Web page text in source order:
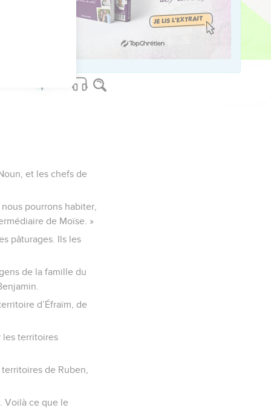
le juge.
sur www.editionsbiblio.fr
et les chefs de
pourrons habiter,
de Moïse. »
pâturages. Ils les
de la famille du
d’Éfraïm, de
les territoires
de Ruben,
Voilà ce que le